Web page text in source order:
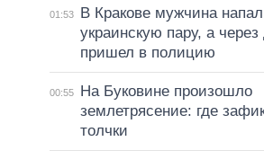
01:53
В Кракове мужчина
украинскую пару, а
пришел в полицию
00:55
На Буковине произошло
землетрясение: где
толчки